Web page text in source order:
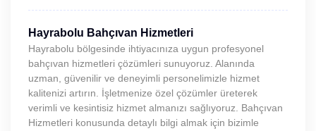
Hayrabolu Bahçıvan Hizmetleri
Hayrabolu bölgesinde ihtiyacınıza uygun profesyonel
bahçıvan hizmetleri çözümleri sunuyoruz. Alanında
uzman, güvenilir ve deneyimli personelimizle hizmet
kalitenizi artırın. İşletmenize özel çözümler üreterek
verimli ve kesintisiz hizmet almanızı sağlıyoruz. Bahçıvan
Hizmetleri konusunda detaylı bilgi almak için bizimle